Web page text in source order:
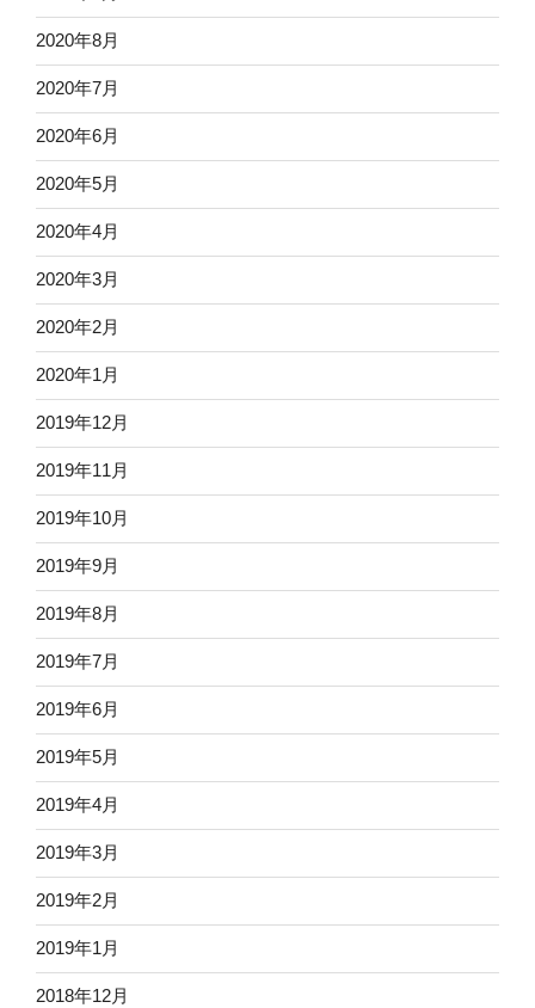
2020年8月
2020年7月
2020年6月
2020年5月
2020年4月
2020年3月
2020年2月
2020年1月
2019年12月
2019年11月
2019年10月
2019年9月
2019年8月
2019年7月
2019年6月
2019年5月
2019年4月
2019年3月
2019年2月
2019年1月
2018年12月